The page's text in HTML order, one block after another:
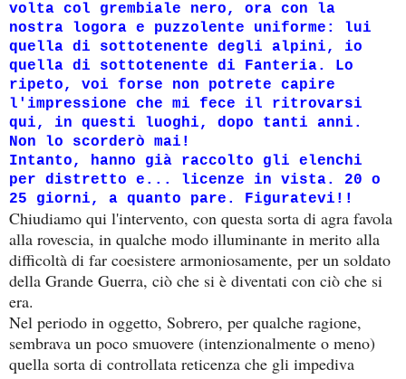
volta col grembiale nero, ora con la
nostra logora e puzzolente uniforme: lui
quella di sottotenente degli alpini, io
quella di sottotenente di Fanteria. Lo
ripeto, voi forse non potrete capire
l'impressione che mi fece il ritrovarsi
qui, in questi luoghi, dopo tanti anni.
Non lo scorderò mai!
Intanto, hanno già raccolto gli elenchi
per distretto e... licenze in vista. 20 o
25 giorni, a quanto pare. Figuratevi!!
Chiudiamo qui l'intervento, con questa sorta di agra favola
alla rovescia, in qualche modo illuminante in merito alla
difficoltà di far coesistere armoniosamente, per un soldato
della Grande Guerra, ciò che si è diventati con ciò che si
era.
Nel periodo in oggetto, Sobrero, per qualche ragione,
sembrava un poco smuovere (intenzionalmente o meno)
quella sorta di controllata reticenza che gli impediva